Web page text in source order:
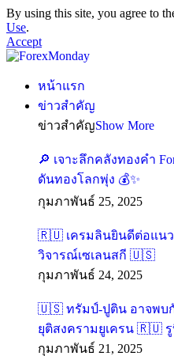
By using this site, you agree to
Use.
Accept
หน้าแรก
ข่าวสำคัญ
ข่าวสำคัญShow More
🔎 เจาะลึกคลังทองคำ
ดันทองโลกพุ่ง 💰✨
กุมภาพันธ์ 25, 2025
🇷🇺 เครมลินยินดีต่อแนว
วิจารณ์เซเลนสกี 🇺🇸
กุมภาพันธ์ 24, 2025
🇺🇸 ทรัมป์-ปูติน อาจพบ
ยุติสงครามยูเครน 🇷🇺 รู
กุมภาพันธ์ 21, 2025